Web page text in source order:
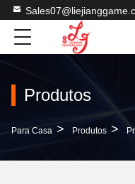
Produtos
Para Casa > Produtos >